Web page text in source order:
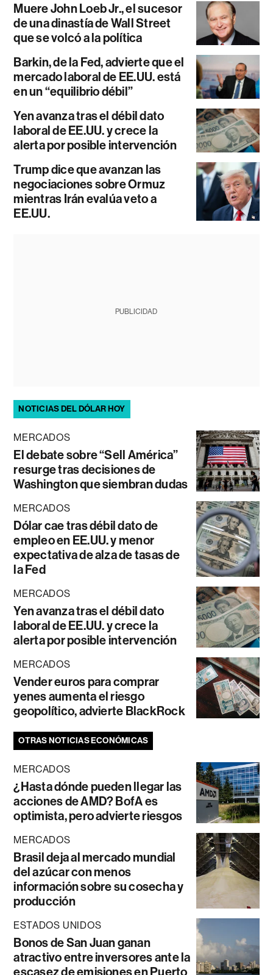
Muere John Loeb Jr., el sucesor
de una dinastía de Wall Street
que se volcó a la política
Barkin, de la Fed, advierte que el
mercado laboral de EE.UU. está
en un “equilibrio débil”
Yen avanza tras el débil dato
laboral de EE.UU. y crece la
alerta por posible intervención
Trump dice que avanzan las
negociaciones sobre Ormuz
mientras Irán evalúa veto a
EE.UU.
PUBLICIDAD
NOTICIAS DEL DÓLAR HOY
MERCADOS
El debate sobre “Sell América”
resurge tras decisiones de
Washington que siembran dudas
MERCADOS
Dólar cae tras débil dato de
empleo en EE.UU. y menor
expectativa de alza de tasas de
la Fed
MERCADOS
Yen avanza tras el débil dato
laboral de EE.UU. y crece la
alerta por posible intervención
MERCADOS
Vender euros para comprar
yenes aumenta el riesgo
geopolítico, advierte BlackRock
OTRAS NOTICIAS ECONÓMICAS
MERCADOS
¿Hasta dónde pueden llegar las
acciones de AMD? BofA es
optimista, pero advierte riesgos
MERCADOS
Brasil deja al mercado mundial
del azúcar con menos
información sobre su cosecha y
producción
ESTADOS UNIDOS
Bonos de San Juan ganan
atractivo entre inversores ante la
escasez de emisiones en Puerto